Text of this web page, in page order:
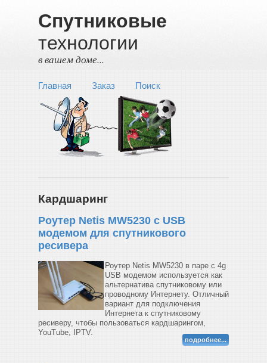
Спутниковые
технологии
в вашем доме...
Главная Заказ Поиск
Кардшаринг
Роутер Netis MW5230 с USB
модемом для спутникового
ресивера
Роутер Netis MW5230 в паре с 4g
USB модемом используется как
альтернатива спутниковому или
проводному Интернету. Отличный
вариант для подключения
Интернета к спутниковому
ресиверу, чтобы пользоваться кардшарингом,
YouTube, IPTV.
подробнее...